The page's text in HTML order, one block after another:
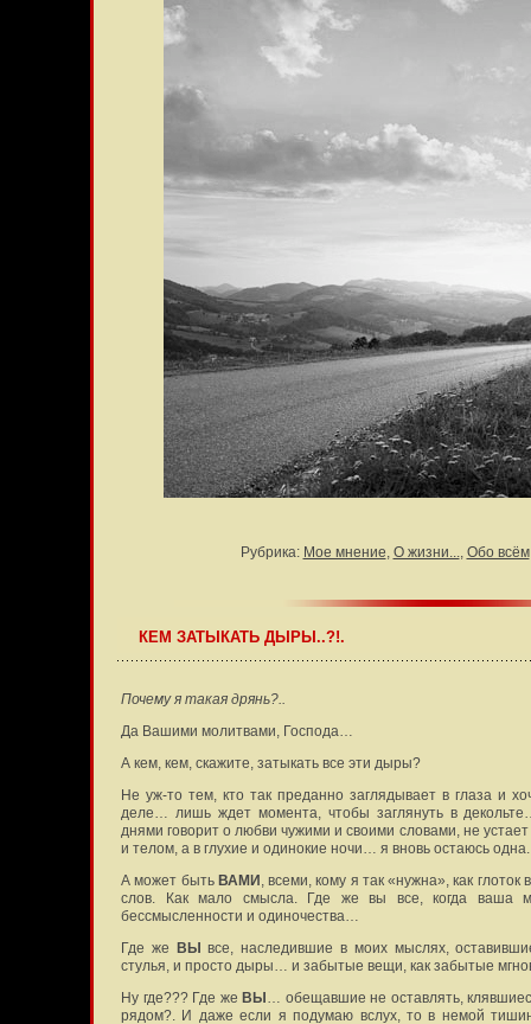
Рубрика: Мое мнение, О жизни..., Обо всём
КЕМ ЗАТЫКАТЬ ДЫРЫ..?!.
Почему я такая дрянь?..
Да Вашими молитвами, Господа…
А кем, кем, скажите, затыкать все эти дыры?
Не уж-то тем, кто так преданно заглядывает в глаза и
деле… лишь ждет момента, чтобы заглянуть в
днями говорит о любви чужими и своими словами, не
и телом, а в глухие и одинокие ночи… я вновь остаюсь одна.
А может быть ВАМИ , всеми, кому я так «нужна», как
слов. Как мало смысла. Где же вы все, когда ваша
бессмысленности и одиночества…
Где же
ВЫ
все, наследившие в моих мыслях,
стулья, и просто дыры… и забытые вещи, как забытые
Ну где??? Где же ВЫ … обещавшие не оставлять,
рядом?. И даже если я подумаю вслух, то в немой